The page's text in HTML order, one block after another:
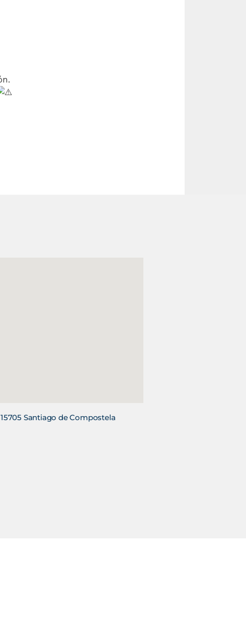
15705 Santiago de Compostela